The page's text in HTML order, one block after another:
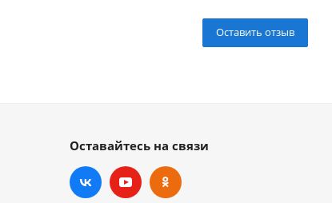
Оставить отзыв
Оставайтесь на связи